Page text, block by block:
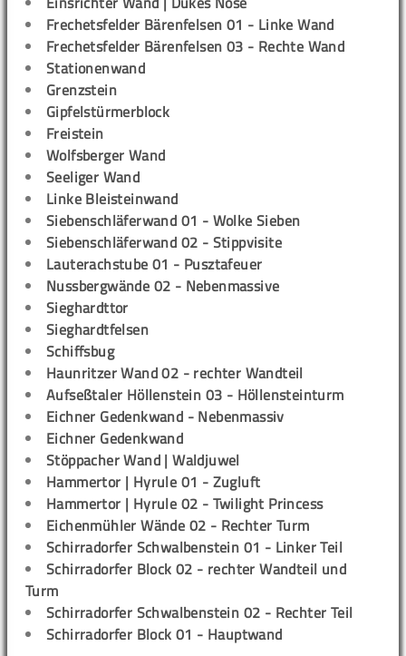
Frechetsfelder Bärenfelsen 01 - Linke Wand
Frechetsfelder Bärenfelsen 03 - Rechte Wand
Stationenwand
Grenzstein
Gipfelstürmerblock
Freistein
Wolfsberger Wand
Seeliger Wand
Linke Bleisteinwand
Siebenschläferwand 01 - Wolke Sieben
Siebenschläferwand 02 - Stippvisite
Lauterachstube 01 - Pusztafeuer
Nussbergwände 02 - Nebenmassive
Sieghardttor
Sieghardtfelsen
Schiffsbug
Haunritzer Wand 02 - rechter Wandteil
Aufseßtaler Höllenstein 03 - Höllensteinturm
Eichner Gedenkwand - Nebenmassiv
Eichner Gedenkwand
Stöppacher Wand | Waldjuwel
Hammertor | Hyrule 01 - Zugluft
Hammertor | Hyrule 02 - Twilight Princess
Eichenmühler Wände 02 - Rechter Turm
Schirradorfer Schwalbenstein 01 - Linker Teil
Schirradorfer Block 02 - rechter Wandteil und
Turm
Schirradorfer Schwalbenstein 02 - Rechter Teil
Schirradorfer Block 01 - Hauptwand